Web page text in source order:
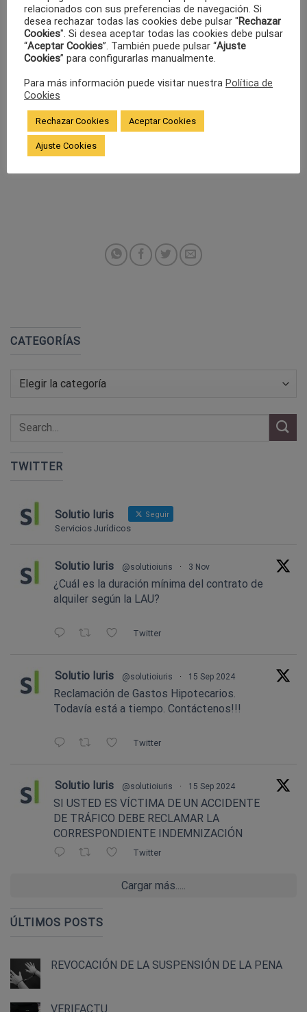
mientras la relación laboral esté vigente. Esta acción
puede ser clave para el éxito de sus reclamaciones.
CATEGORÍAS
Categorías
TWITTER
Solutio Iuris Seguir
Servicios Jurídicos
Solutio Iuris @solutioiuris · 3 Nov
¿Cuál es la duración mínima del contrato de
alquiler según la LAU?
Twitter
Solutio Iuris @solutioiuris · 15 Sep 2024
Reclamación de Gastos Hipotecarios.
Todavía está a tiempo. Contáctenos!!!
Twitter
Solutio Iuris @solutioiuris · 15 Sep 2024
SI USTED ES VÍCTIMA DE UN ACCIDENTE
DE TRÁFICO DEBE RECLAMAR LA
CORRESPONDIENTE INDEMNIZACIÓN
Twitter
Cargar más.....
ÚLTIMOS POSTS
REVOCACIÓN DE LA SUSPENSIÓN DE LA PENA
VERIFACTU
relacionados con sus preferencias de navegación. Si
desea rechazar todas las cookies debe pulsar "Rechazar
Cookies". Si desea aceptar todas las cookies debe pulsar
“Aceptar Cookies”. También puede pulsar “Ajuste
Cookies” para configurarlas manualmente.
Para más información puede visitar nuestra Política de
Cookies
Rechazar Cookies Aceptar Cookies
Ajuste Cookies